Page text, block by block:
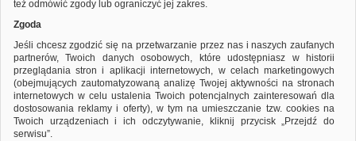
też odmówić zgody lub ograniczyć jej zakres.
Zgoda
Jeśli chcesz zgodzić się na przetwarzanie przez nas i naszych zaufanych
partnerów, Twoich danych osobowych, które udostępniasz w historii
przeglądania stron i aplikacji internetowych, w celach marketingowych
(obejmujących zautomatyzowaną analizę Twojej aktywności na stronach
internetowych w celu ustalenia Twoich potencjalnych zainteresowań dla
dostosowania reklamy i oferty), w tym na umieszczanie tzw. cookies na
Twoich urządzeniach i ich odczytywanie, kliknij przycisk „Przejdź do
serwisu”.